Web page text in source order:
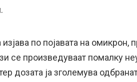
по појавата на омикрон,
се произведуваат помалку
дозата ја зголемува